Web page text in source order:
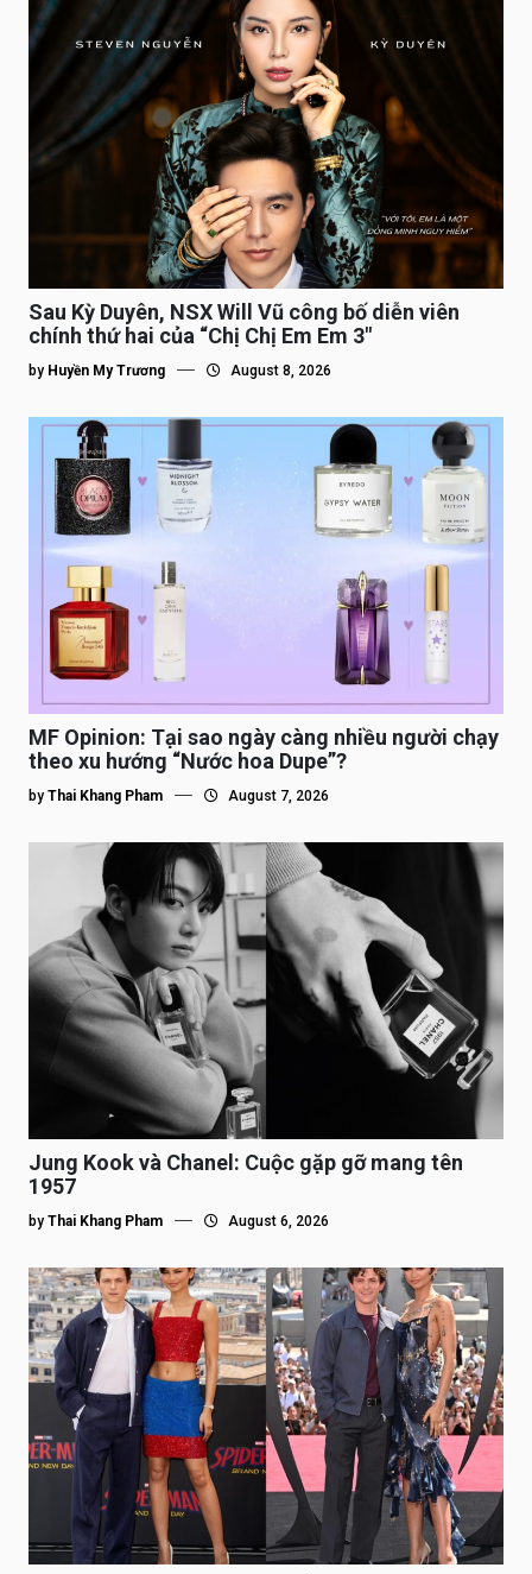
Sau Kỳ Duyên, NSX Will Vũ công bố diễn viên
chính thứ hai của “Chị Chị Em Em 3″
by Huyền My Trương August 8, 2026
MF Opinion: Tại sao ngày càng nhiều người chạy
theo xu hướng “Nước hoa Dupe”?
by Thai Khang Pham August 7, 2026
Jung Kook và Chanel: Cuộc gặp gỡ mang tên
1957
by Thai Khang Pham August 6, 2026